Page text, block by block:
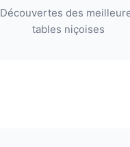
Découvertes des
tables niçoises